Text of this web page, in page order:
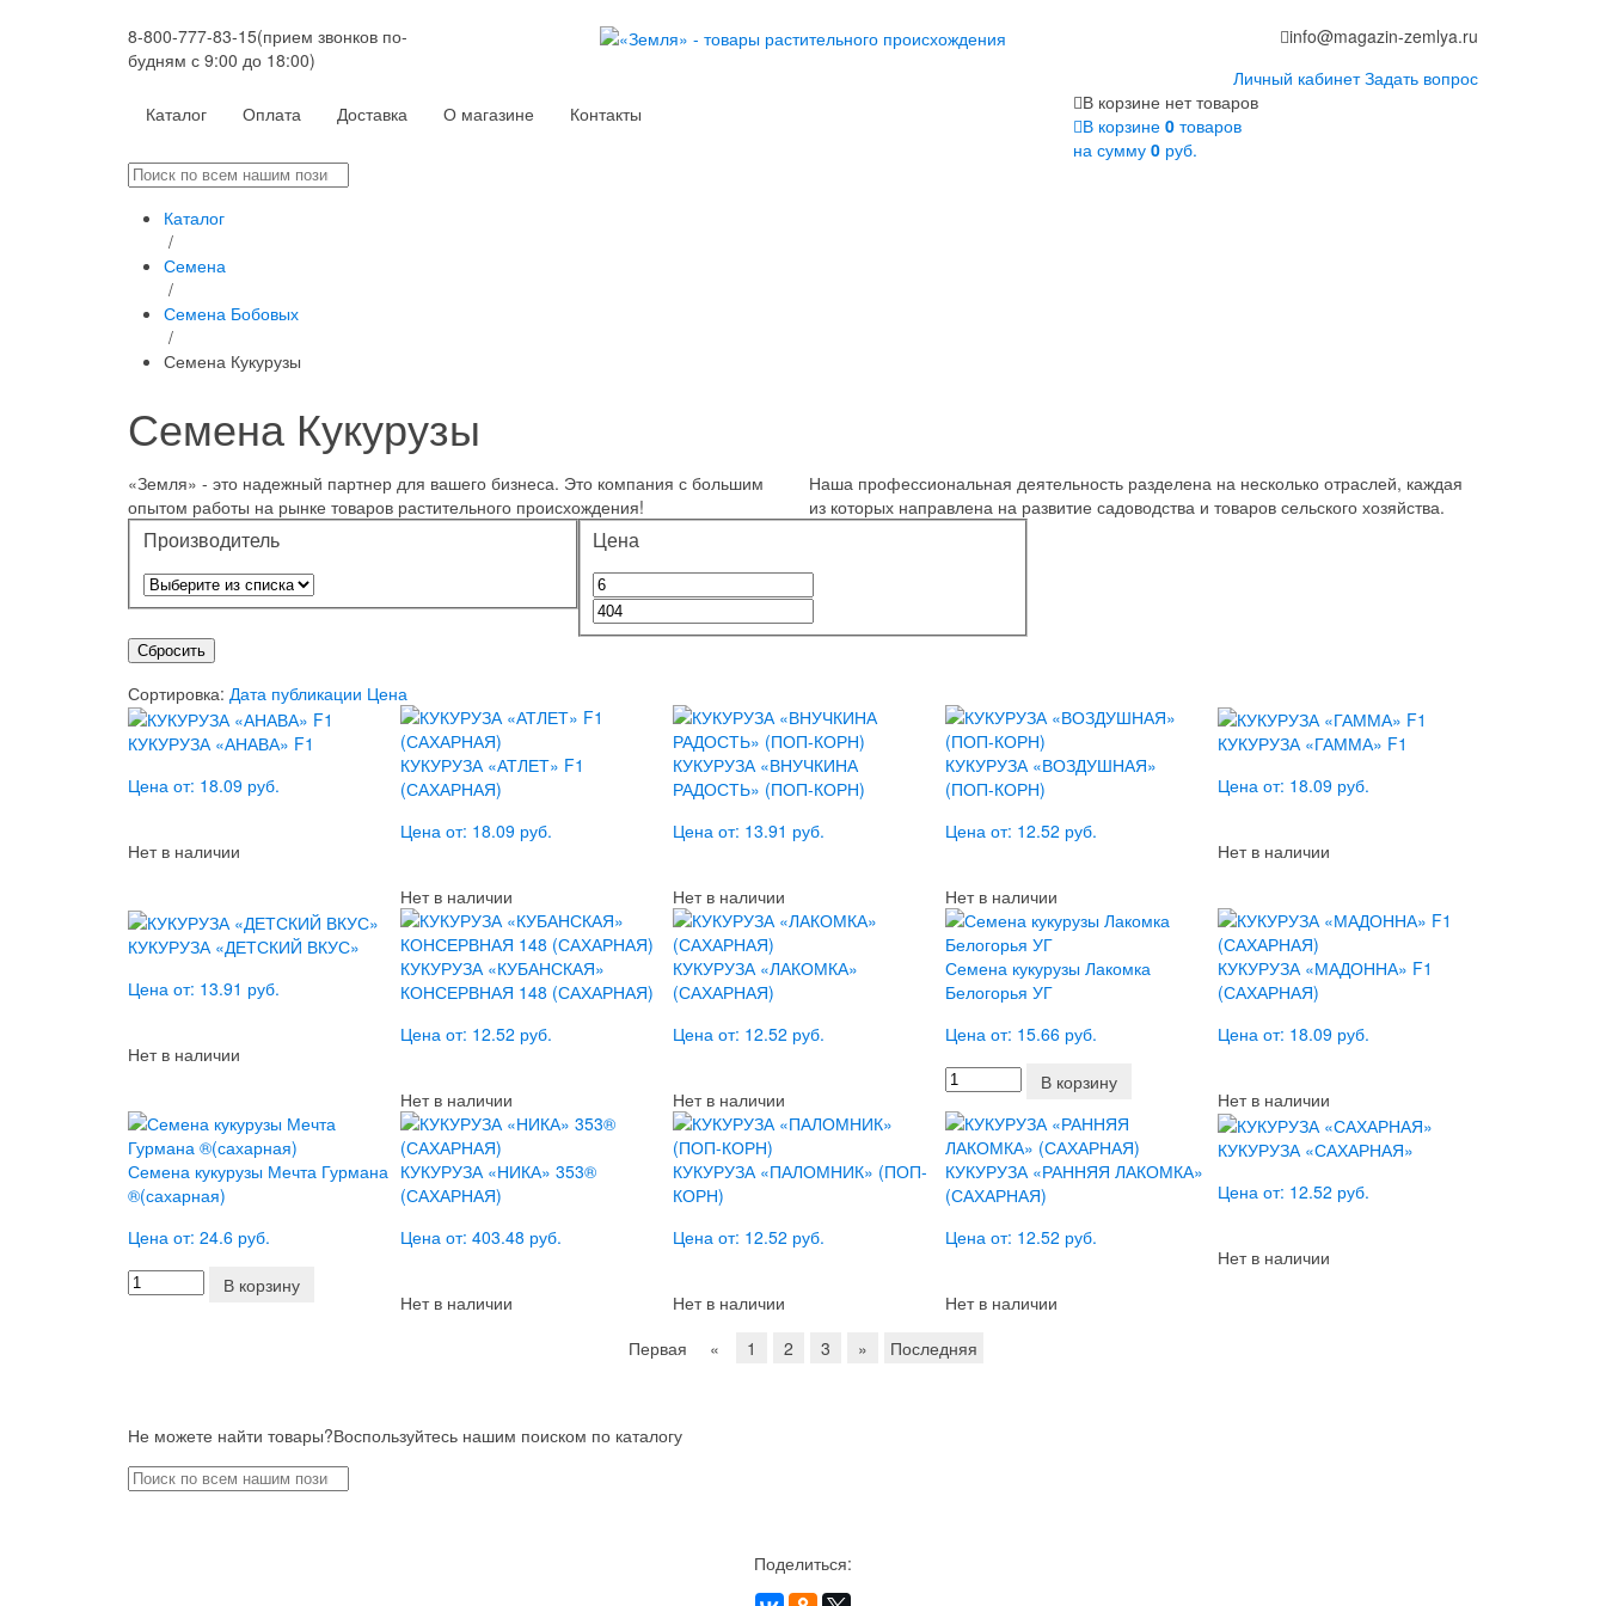
8-800-777-83-15(прием звонков по-
будням с 9:00 до 18:00)
info@magazin-zemlya.ru
Личный кабинет Задать вопрос
Каталог
Оплата Доставка О магазине Контакты
В корзине нет товаров
В корзине 0 товаров
на сумму 0 руб.
Каталог
/
Семена
/
Семена Бобовых
/
Семена Кукурузы
Семена Кукурузы
«Земля» - это надежный партнер для вашего бизнеса. Это компания с большим
опытом работы на рынке товаров растительного происхождения!
Наша профессиональная деятельность разделена на несколько отраслей, каждая
из которых направлена на развитие садоводства и товаров сельского хозяйства.
Производитель Цена
Сбросить
Сортировка: Дата публикации Цена
КУКУРУЗА «АНАВА» F1
Цена от: 18.09 руб.
Нет в наличии
КУКУРУЗА «АТЛЕТ» F1
(САХАРНАЯ)
Цена от: 18.09 руб.
Нет в наличии
КУКУРУЗА «ВНУЧКИНА
РАДОСТЬ» (ПОП-КОРН)
Цена от: 13.91 руб.
Нет в наличии
КУКУРУЗА «ВОЗДУШНАЯ»
(ПОП-КОРН)
Цена от: 12.52 руб.
Нет в наличии
КУКУРУЗА «ГАММА» F1
Цена от: 18.09 руб.
Нет в наличии
КУКУРУЗА «ДЕТСКИЙ ВКУС»
Цена от: 13.91 руб.
Нет в наличии
КУКУРУЗА «КУБАНСКАЯ»
КОНСЕРВНАЯ 148 (САХАРНАЯ)
Цена от: 12.52 руб.
Нет в наличии
КУКУРУЗА «ЛАКОМКА»
(САХАРНАЯ)
Цена от: 12.52 руб.
Нет в наличии
Семена кукурузы Лакомка
Белогорья УГ
Цена от: 15.66 руб.
В корзину
КУКУРУЗА «МАДОННА» F1
(САХАРНАЯ)
Цена от: 18.09 руб.
Нет в наличии
Семена кукурузы Мечта Гурмана
®(сахарная)
Цена от: 24.6 руб.
В корзину
КУКУРУЗА «НИКА» 353®
(САХАРНАЯ)
Цена от: 403.48 руб.
Нет в наличии
КУКУРУЗА «ПАЛОМНИК» (ПОП-
КОРН)
Цена от: 12.52 руб.
Нет в наличии
КУКУРУЗА «РАННЯЯ ЛАКОМКА»
(САХАРНАЯ)
Цена от: 12.52 руб.
Нет в наличии
КУКУРУЗА «САХАРНАЯ»
Цена от: 12.52 руб.
Нет в наличии
Первая « 1 2 3 » Последняя
Не можете найти товары?Воспользуйтесь нашим поиском по каталогу
Поделиться: